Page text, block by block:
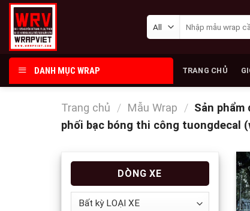
Skip
content
kiếm:
DANH MỤC WRAP TRANG CHỦ
Trang chủ / Mẫu Wrap / Sản phẩm
phối bạc bóng thi công tuongdecal
DÒNG XE